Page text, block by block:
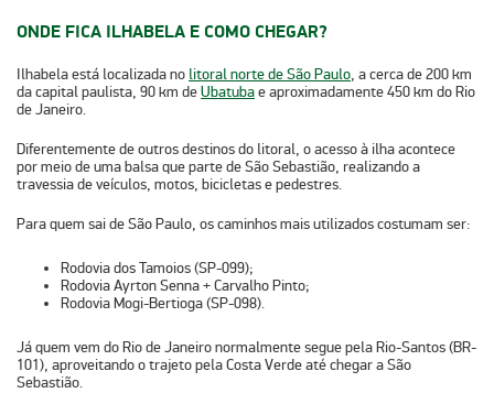
ONDE FICA ILHABELA E COMO CHEGAR?
Ilhabela está localizada no litoral norte de São Paulo, a cerca de200 km
da capital paulista, 90 km deUbatubae aproximadamente450 km do Rio
de Janeiro.
Diferentemente de outros destinos do litoral, o acesso à ilha acontece
por meio de umabalsa que parte de São Sebastião, realizando a
travessia de veículos, motos, bicicletas e pedestres.
Para quem sai de São Paulo, os caminhos mais utilizados costumam ser:
Rodovia dos Tamoios (SP-099);
Rodovia Ayrton Senna + Carvalho Pinto;
Rodovia Mogi-Bertioga (SP-098).
Já quem vem do Rio de Janeiro normalmente segue pelaRio-Santos (BR-
101), aproveitando o trajeto pela Costa Verde até chegar a São
Sebastião.